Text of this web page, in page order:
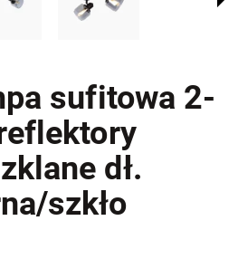
sufitowa 2-
dł.
szkło